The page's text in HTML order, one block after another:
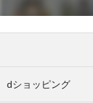
dショッピング